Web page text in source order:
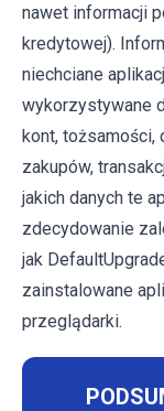
nawet informacji
kredytowej).
niechciane
wykorzystywane
kont, tożsamości,
zakupów,
jakich danych te
zdecydowanie
jak
zainstalowane
przeglądarki.